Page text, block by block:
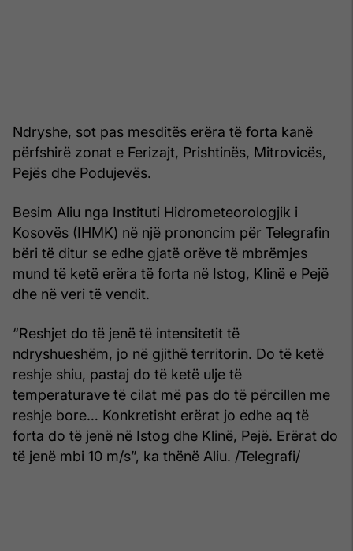
Ndryshe, sot pas mesditës erëra të forta kanë
përfshirë zonat e Ferizajt, Prishtinës, Mitrovicës,
Pejës dhe Podujevës.
Besim Aliu nga Instituti Hidrometeorologjik i
Kosovës (IHMK) në një prononcim për Telegrafin
bëri të ditur se edhe gjatë orëve të mbrëmjes
mund të ketë erëra të forta në Istog, Klinë e Pejë
dhe në veri të vendit.
“Reshjet do të jenë të intensitetit të
ndryshueshëm, jo në gjithë territorin. Do të ketë
reshje shiu, pastaj do të ketë ulje të
temperaturave të cilat më pas do të përcillen me
reshje bore… Konkretisht erërat jo edhe aq të
forta do të jenë në Istog dhe Klinë, Pejë. Erërat do
të jenë mbi 10 m/s”, ka thënë Aliu. /Telegrafi/